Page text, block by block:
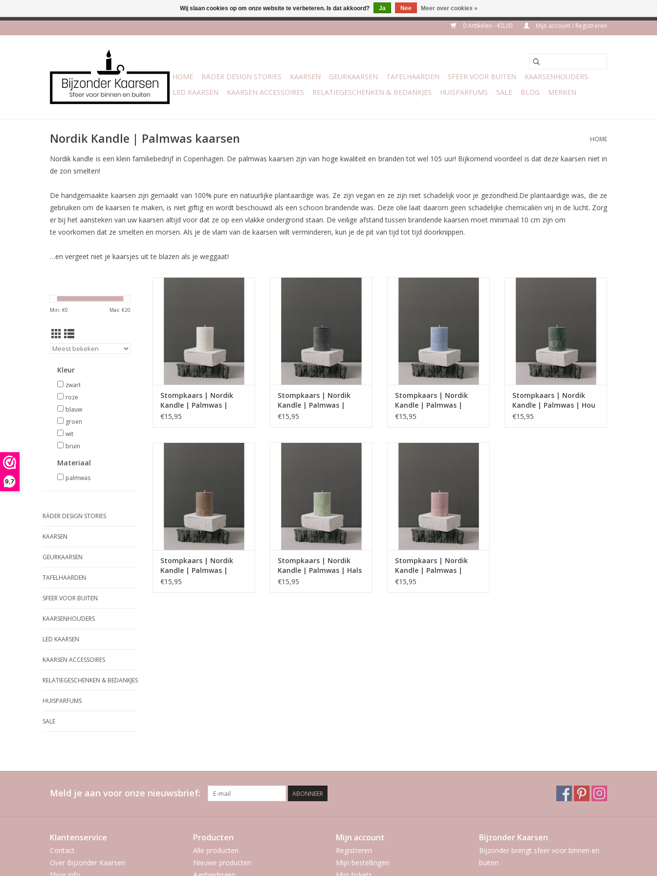
9,7
0 Artikelen - €0,00 Mijn account / Registreren
HOME RÄDER DESIGN STORIES KAARSEN GEURKAARSEN TAFELHAARDEN SFEER VOOR BUITEN
KAARSENHOUDERS
LED KAARSEN
KAARSEN ACCESSOIRES RELATIEGESCHENKEN & BEDANKJES HUISPARFUMS SALE BLOG MERKEN
Nordik Kandle | Palmwas kaarsen HOME
Nordik kandle is een klein familiebedrijf in Copenhagen. De palmwas kaarsen zijn van hoge kwaliteit en branden tot wel 105 uur! Bijkomend voordeel is dat deze kaarsen niet in
de zon smelten!
De handgemaakte kaarsen zijn gemaakt van 100% pure en natuurlijke plantaardige was. Ze zijn vegan en ze zijn niet schadelijk voor je gezondheid.De plantaardige was, die ze
gebruiken om de kaarsen te maken, is niet giftig en wordt beschouwd als een schoon brandende was. Deze olie laat daarom geen schadelijke chemicaliën vrij in de lucht. Zorg
er bij het aansteken van uw kaarsen altijd voor dat ze op een vlakke ondergrond staan. De veilige afstand tussen brandende kaarsen moet minimaal 10 cm zijn om
te voorkomen dat ze smelten en morsen. Als je de vlam van de kaarsen wilt verminderen, kun je de pit van tijd tot tijd doorknippen.
…en vergeet niet je kaarsjes uit te blazen als je weggaat!
Min: €0 Max: €20
Kleur
zwart
roze
blauw
groen
wit
bruin
Materiaal
palmwas
RÄDER DESIGN STORIES
KAARSEN
GEURKAARSEN
TAFELHAARDEN
SFEER VOOR BUITEN
KAARSENHOUDERS
LED KAARSEN
KAARSEN ACCESSOIRES
RELATIEGESCHENKEN & BEDANKJES
HUISPARFUMS
SALE
Stompkaars | Nordik
Kandle | Palmwas |
Svaneke
€15,95
Stompkaars | Nordik
Kandle | Palmwas |
Saltum
€15,95
Stompkaars | Nordik
Kandle | Palmwas |
Skagen
€15,95
Stompkaars | Nordik
Kandle | Palmwas | Hou
€15,95
Stompkaars | Nordik
Kandle | Palmwas |
Sonderho
€15,95
Stompkaars | Nordik
Kandle | Palmwas | Hals
€15,95
Stompkaars | Nordik
Kandle | Palmwas |
Hornbaek
€15,95
Meld je aan voor onze nieuwsbrief: ABONNEER
Klantenservice
Contact
Over Bijzonder Kaarsen
Producten
Alle producten
Nieuwe producten
Mijn account
Registreren
Mijn bestellingen
Bijzonder Kaarsen
Bijzonder brengt sfeer voor binnen en
buiten
Wij slaan cookies op om onze website te verbeteren. Is dat akkoord? Ja Nee Meer over cookies »
Afhalen is mogelijk bij mijn winkel Trotz | Belvederelaan 107 Zwolle | 27 juli t/m 3 aug VAKANTIE